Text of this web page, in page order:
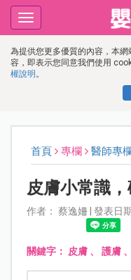
為提供您更多優質的內容，本
容，即表示您同意我們使用
權說明 。
Toggle
navigation
首頁 專欄 醫師專
皮膚小常識
作者： 蔡逸姍 | 發表日
關鍵字： 皮膚、 護膚、